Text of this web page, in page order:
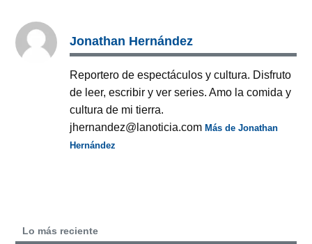
Jonathan Hernández
Reportero de espectáculos y cultura. Disfruto
de leer, escribir y ver series. Amo la comida y
cultura de mi tierra.
jhernandez@lanoticia.comMás de Jonathan
Hernández
Lo más reciente